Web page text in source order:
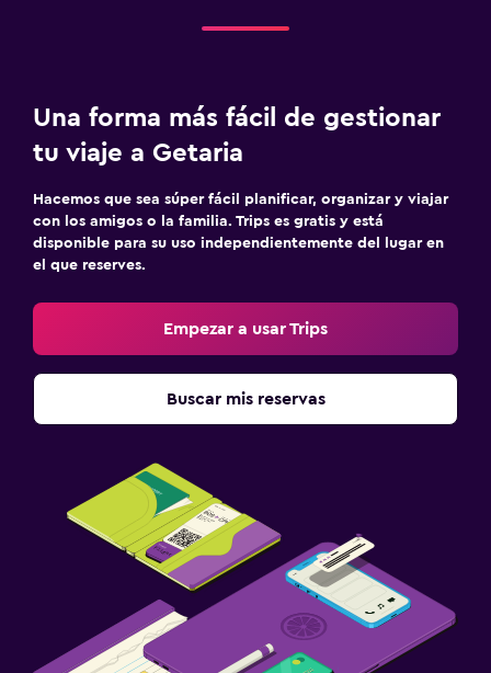
Una forma más fácil de gestionar
tu viaje a Getaria
Hacemos que sea súper fácil planificar, organizar y viajar
con los amigos o la familia. Trips es gratis y está
disponible para su uso independientemente del lugar en
el que reserves.
Empezar a usar Trips
Buscar mis reservas